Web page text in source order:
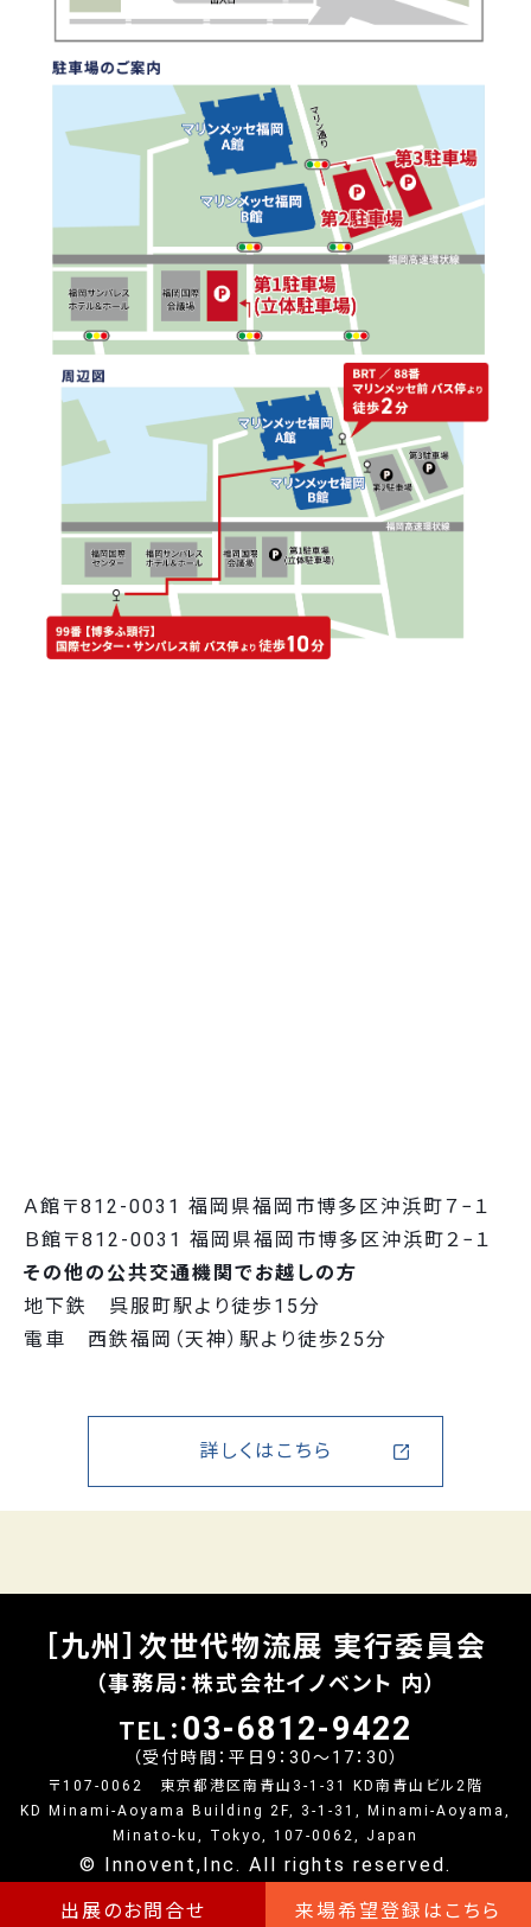
Ａ館 〒812-0031 福岡県福岡市博多区沖浜町７−１
Ｂ館 〒812-0031 福岡県福岡市博多区沖浜町２−１
その他の公共交通機関でお越しの方
地下鉄 呉服町駅より徒歩15分
電車 西鉄福岡（天神）駅より徒歩25分
詳しくはこちら
［九州］次世代物流展 実行委員会
（事務局：株式会社イノベント 内）
TEL： 03-6812-9422
（受付時間：平日9：30～17：30）
〒107-0062 東京都港区南青山3-1-31 KD南青山ビル2階
KD Minami-Aoyama Building 2F, 3-1-31, Minami-Aoyama,
Minato-ku, Tokyo, 107-0062, Japan
© Innovent,Inc. All rights reserved.
出展のお問合せ 来場希望登録はこちら